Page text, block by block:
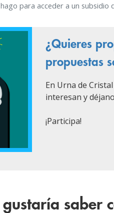
para acceder a un subsidio
¿Quieres
propuestas
En Urna de
interesan y
¡Participa!
gustaría saber